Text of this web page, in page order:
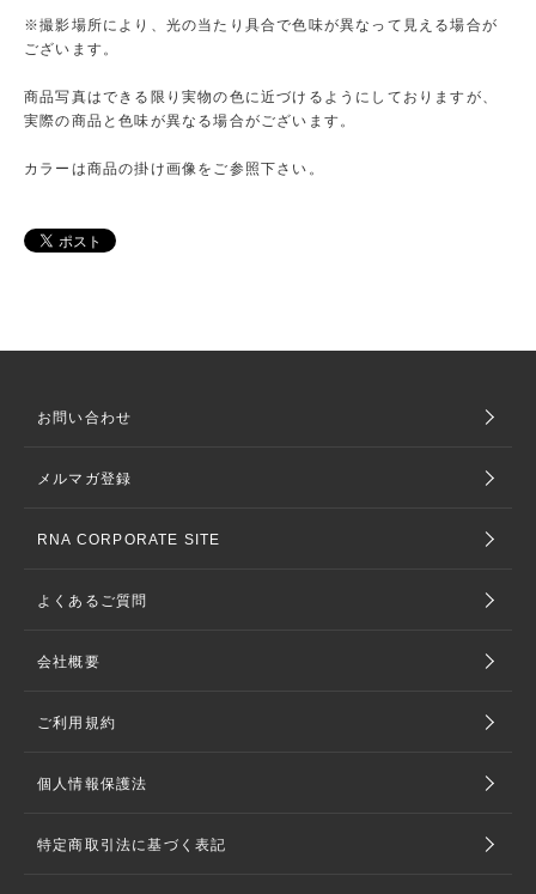
※撮影場所により、光の当たり具合で色味が異なって見える場合が
ございます。
商品写真はできる限り実物の色に近づけるようにしておりますが、
実際の商品と色味が異なる場合がございます。
カラーは商品の掛け画像をご参照下さい。
お問い合わせ
メルマガ登録
RNA CORPORATE SITE
よくあるご質問
会社概要
ご利用規約
個人情報保護法
特定商取引法に基づく表記